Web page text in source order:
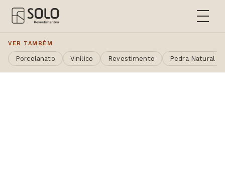
VER TAMBÉM
Porcelanato Vinílico Revestimento Pedra Natural